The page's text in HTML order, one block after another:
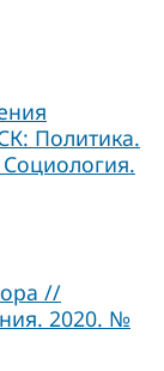
Политика.
//
2020. №